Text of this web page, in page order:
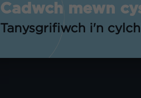
Cadwch mewn
Tanysgrifiwch i'n